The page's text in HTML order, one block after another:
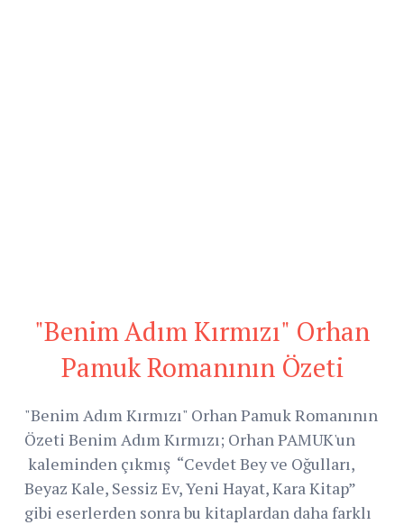
"Benim Adım Kırmızı" Orhan
Pamuk Romanının Özeti
"Benim Adım Kırmızı" Orhan Pamuk Romanının
Özeti Benim Adım Kırmızı; Orhan PAMUK'un
kaleminden çıkmış “Cevdet Bey ve Oğulları,
Beyaz Kale, Sessiz Ev, Yeni Hayat, Kara Kitap”
gibi eserlerden sonra bu kitaplardan daha farklı